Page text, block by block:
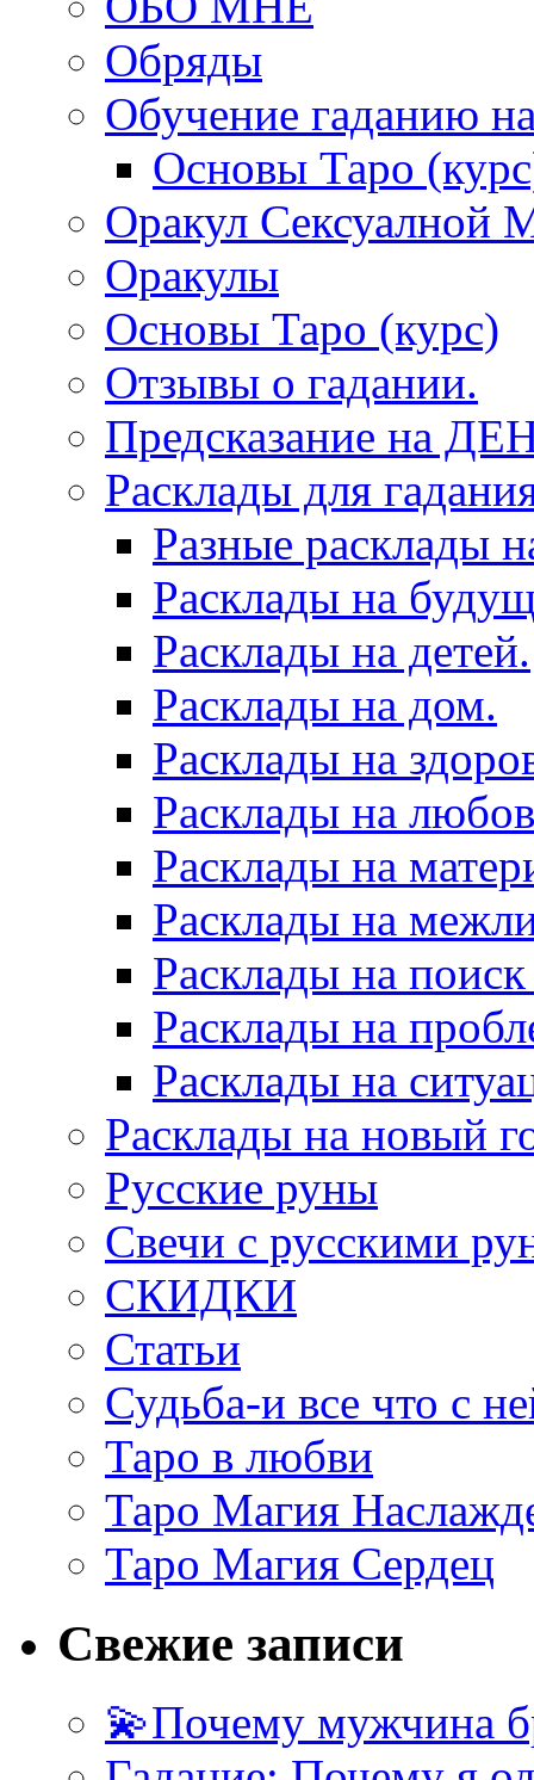
Обряды
Обучение гаданию
Основы Таро
Оракул Сексуалной
Оракулы
Основы Таро (курс)
Отзывы о гадании.
Предсказание на
Расклады для
Разные расклады
Расклады на
Расклады на детей.
Расклады на дом.
Расклады на
Расклады на
Расклады на
Расклады на
Расклады на
Расклады на
Расклады на
Расклады на новый
Русские руны
Свечи с русскими
СКИДКИ
Статьи
Судьба-и все что с
Таро в любви
Таро Магия
Таро Магия Сердец
Свежие записи
💫Почему мужчина